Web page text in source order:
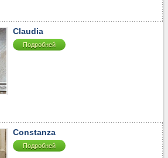
▼
▼
Claudia
Подробней
Constanza
Подробней